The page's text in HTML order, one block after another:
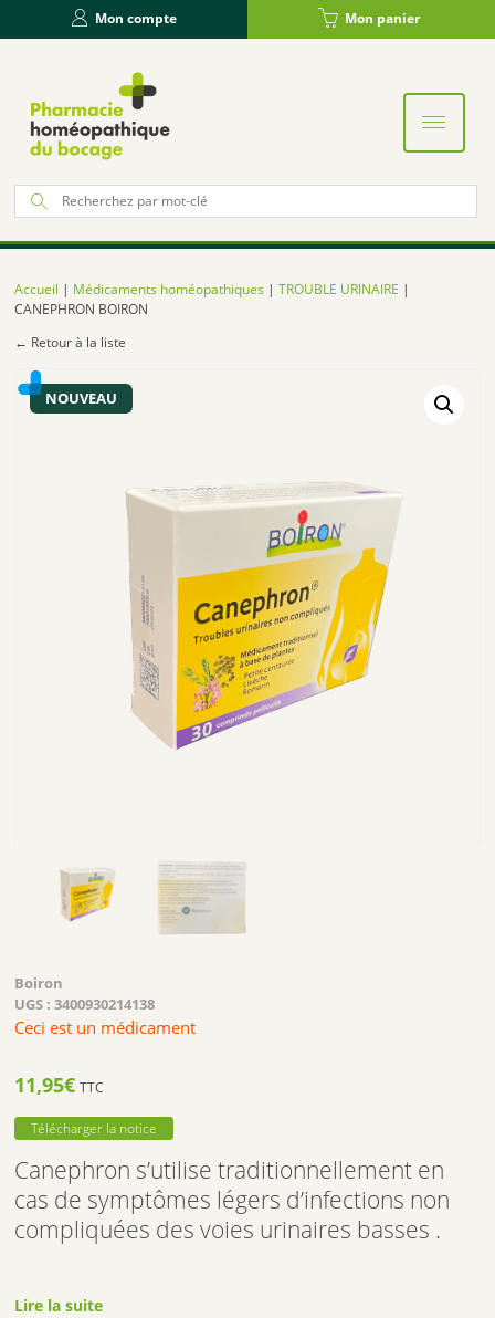
Mon compte Mon panier
:
Accueil | Médicaments homéopathiques |TROUBLE URINAIRE |
CANEPHRON BOIRON
← Retour à la liste
NOUVEAU
Boiron
UGS :3400930214138
Ceci est un médicament
11,95€ TTC
Télécharger la notice
Canephron s’utilise traditionnellement en
cas de symptômes légers d’infections non
compliquées des voies urinaires basses .
Lire la suite
Panneau de gestion des cookies